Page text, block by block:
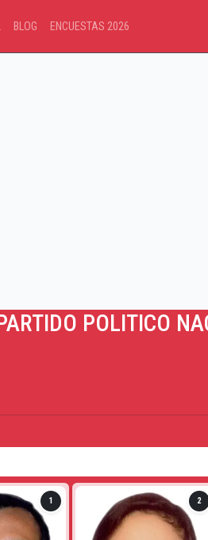
BLOG ENCUESTAS 2026
POLITICO
1 2